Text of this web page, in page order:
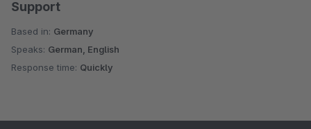
Support
Based in: Germany
Speaks: German, English
Response time: Quickly